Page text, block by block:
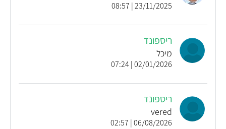
23/11/2025 | 08:57
ריספונד
מיכל
02/01/2026 | 07:24
ריספונד
vered
06/08/2026 | 02:57